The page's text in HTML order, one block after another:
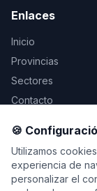
Enlaces
Inicio
Provincias
Sectores
Contacto
Legal
Aviso Legal
Privacidad
🍪
Utilizamos
experiencia de
personalizar el